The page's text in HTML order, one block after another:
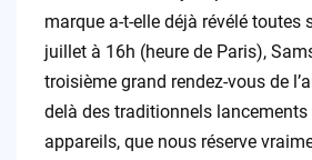
marque a-t-elle déjà révélé toutes
juillet à 16h (heure de Paris),
troisième grand rendez-vous de
delà des traditionnels lancements
appareils, que nous réserve